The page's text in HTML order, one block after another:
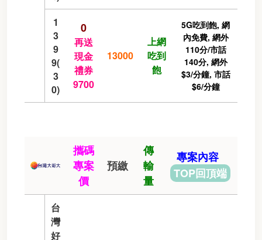
1
3
9
9(
3
0)
0
再送
現金
禮券
9700
13000
上網
吃到
飽
5G吃到飽, 網
內免費, 網外
110分/市話
140分, 網外
$3/分鐘, 市話
$6/分鐘
攜碼
專案
價
預繳
傳
輸
量
專案內容
TOP回頂端
台
灣
好